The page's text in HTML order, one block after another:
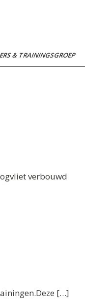
& TRAININGSGROEP
verbouwd
[…]